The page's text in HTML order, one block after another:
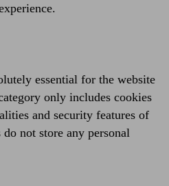
essential for the website
only includes cookies
and security features of
not store any personal